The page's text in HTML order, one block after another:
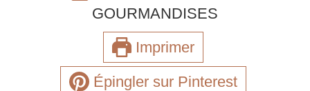
GOURMANDISES
Imprimer
Épingler sur Pinterest